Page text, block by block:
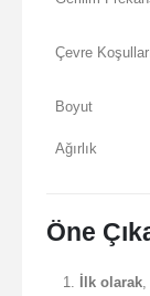
Çevre
Boyut
Ağırlık
Öne
İlk olarak,